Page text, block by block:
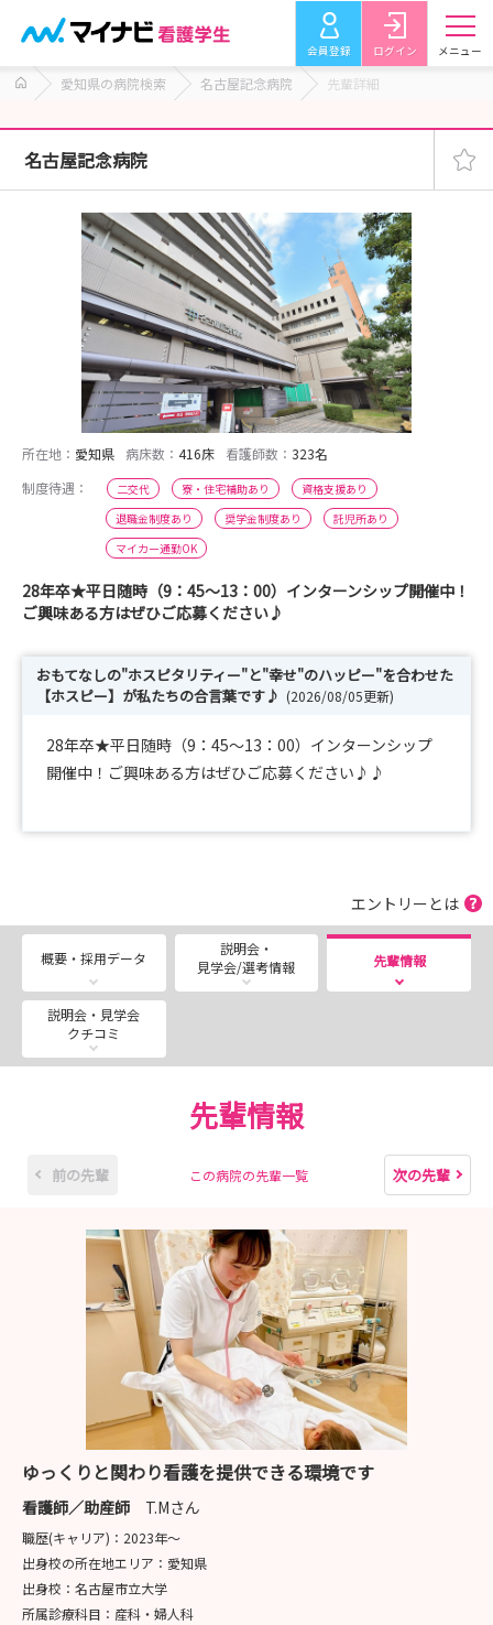
会員登録 ログイン メニュー
愛知県の病院検索 名古屋記念病院 先輩詳細
名古屋記念病院
所在地： 愛知県 病床数： 416床 看護師数： 323名
制度待遇：
二交代 寮・住宅補助あり
資格支援あり
退職金制度あり
奨学金制度あり
託児所あり
マイカー通勤OK
28年卒★平日随時（9：45～13：00）インターンシップ開催中！
ご興味ある方はぜひご応募ください♪
おもてなしの"ホスピタリティー"と"幸せ"のハッピー"を合わせた
【ホスピー】が私たちの合言葉です♪ (2026/08/05更新)
28年卒★平日随時（9：45～13：00）インターンシップ
開催中！ご興味ある方はぜひご応募ください♪♪
エントリーとは
概要・採用データ
説明会・
見学会/選考情報
先輩情報
説明会・見学会
クチコミ
先輩情報
前の先輩 この病院の先輩一覧 次の先輩
ゆっくりと関わり看護を提供できる環境です
看護師／助産師 T.Mさん
職歴(キャリア)： 2023年〜
出身校の所在地エリア： 愛知県
出身校： 名古屋市立大学
所属診療科目： 産科・婦人科